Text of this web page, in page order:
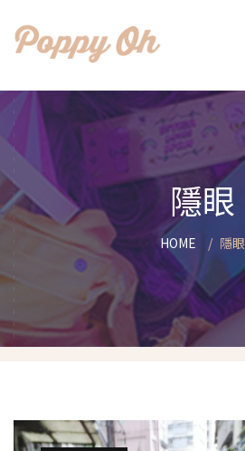
隱眼
HOME 隱眼